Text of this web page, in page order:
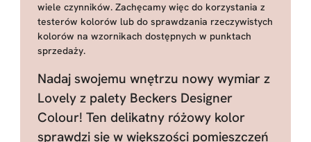
wiele czynników. Zachęcamy więc do korzystania z
testerów kolorów lub do sprawdzania rzeczywistych
kolorów na wzornikach dostępnych w punktach
sprzedaży.
Nadaj swojemu wnętrzu nowy wymiar z
Lovely z palety Beckers Designer
Colour! Ten delikatny różowy kolor
sprawdzi się w większości pomieszczeń